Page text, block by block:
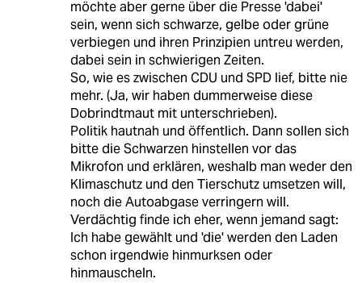
möchte aber gerne über die Presse 'dabei'
sein, wenn sich schwarze, gelbe oder grüne
verbiegen und ihren Prinzipien untreu werden,
dabei sein in schwierigen Zeiten.
So, wie es zwischen CDU und SPD lief, bitte nie
mehr. (Ja, wir haben dummerweise diese
Dobrindtmaut mit unterschrieben).
Politik hautnah und öffentlich. Dann sollen sich
bitte die Schwarzen hinstellen vor das
Mikrofon und erklären, weshalb man weder den
Klimaschutz und den Tierschutz umsetzen will,
noch die Autoabgase verringern will.
Verdächtig finde ich eher, wenn jemand sagt:
Ich habe gewählt und 'die' werden den Laden
schon irgendwie hinmurksen oder
hinmauscheln.